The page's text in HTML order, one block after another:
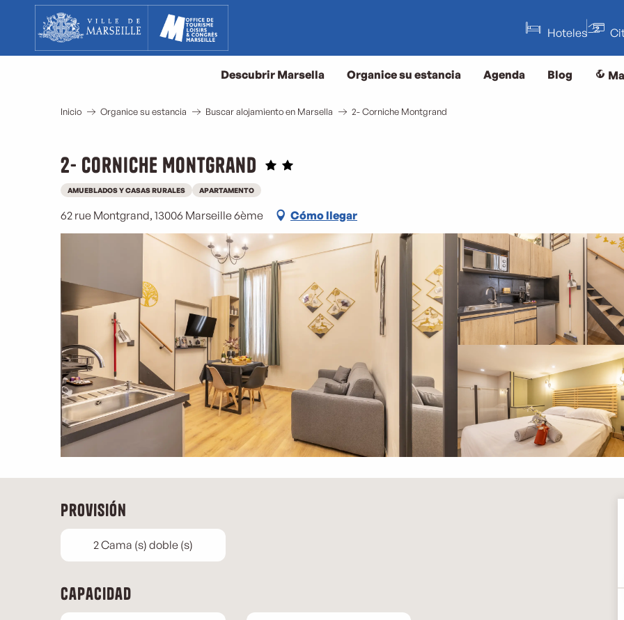
contenu
principal
Hoteles
Descubrir Marsella Organice su estancia Agenda Blog
Inicio Organice su estancia Buscar alojamiento en Marsella 2- Corniche Montgrand
2- Corniche Montgrand
AMUEBLADOS Y CASAS RURALES APARTAMENTO
62 rue Montgrand, 13006 Marseille 6ème Cómo llegar
Provisión
2 Cama (s) doble (s)
Capacidad